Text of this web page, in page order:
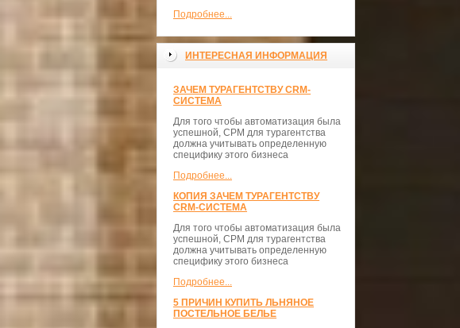
Подробнее...
ИНТЕРЕСНАЯ ИНФОРМАЦИЯ
ЗАЧЕМ ТУРАГЕНТСТВУ CRM-
СИСТЕМА
Для того чтобы автоматизация была
успешной, СРМ для турагентства
должна учитывать определенную
специфику этого бизнеса
Подробнее...
КОПИЯ ЗАЧЕМ ТУРАГЕНТСТВУ
CRM-СИСТЕМА
Для того чтобы автоматизация была
успешной, СРМ для турагентства
должна учитывать определенную
специфику этого бизнеса
Подробнее...
5 ПРИЧИН КУПИТЬ ЛЬНЯНОЕ
ПОСТЕЛЬНОЕ БЕЛЬЕ